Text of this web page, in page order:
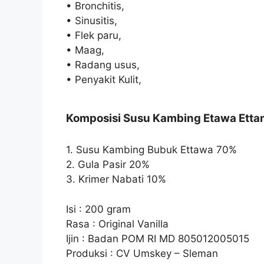
• Bronchitis,
• Sinusitis,
• Flek paru,
• Maag,
• Radang usus,
• Penyakit Kulit,
Komposisi Susu Kambing Etawa
1. Susu Kambing Bubuk Ettawa 70%
2. Gula Pasir 20%
3. Krimer Nabati 10%
Isi : 200 gram
Rasa : Original Vanilla
Ijin : Badan POM RI MD 805012005015
Produksi : CV Umskey – Sleman